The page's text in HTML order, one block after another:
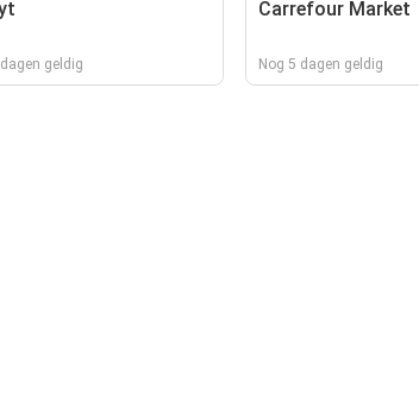
geldig
Carrefour Market
Nog 5 dagen geldig